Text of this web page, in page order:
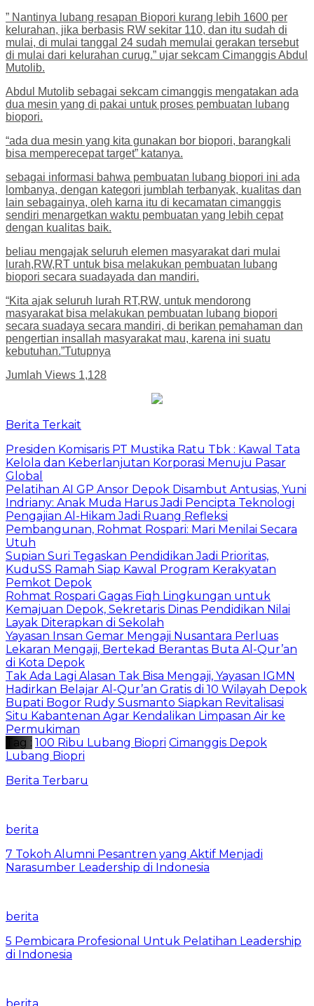
” Nantinya lubang resapan Biopori kurang lebih 1600 per
kelurahan, jika berbasis RW sekitar 110, dan itu sudah di
mulai, di mulai tanggal 24 sudah memulai gerakan tersebut
di mulai dari kelurahan curug.” ujar sekcam Cimanggis Abdul
Mutolib.
Abdul Mutolib sebagai sekcam cimanggis mengatakan ada
dua mesin yang di pakai untuk proses pembuatan lubang
biopori.
“ada dua mesin yang kita gunakan bor biopori, barangkali
bisa memperecepat target” katanya.
sebagai informasi bahwa pembuatan lubang biopori ini ada
lombanya, dengan kategori jumblah terbanyak, kualitas dan
lain sebagainya, oleh karna itu di kecamatan cimanggis
sendiri menargetkan waktu pembuatan yang lebih cepat
dengan kualitas baik.
beliau mengajak seluruh elemen masyarakat dari mulai
lurah,RW,RT untuk bisa melakukan pembuatan lubang
biopori secara suadayada dan mandiri.
“Kita ajak seluruh lurah RT,RW, untuk mendorong
masyarakat bisa melakukan pembuatan lubang biopori
secara suadaya secara mandiri, di berikan pemahaman dan
pengertian insallah masyarakat mau, karena ini suatu
kebutuhan.”Tutupnya
Jumlah Views 1,128
Berita Terkait
Presiden Komisaris PT Mustika Ratu Tbk : Kawal Tata
Kelola dan Keberlanjutan Korporasi Menuju Pasar
Global
Pelatihan AI GP Ansor Depok Disambut Antusias, Yuni
Indriany: Anak Muda Harus Jadi Pencipta Teknologi
Pengajian Al-Hikam Jadi Ruang Refleksi
Pembangunan, Rohmat Rospari: Mari Menilai Secara
Utuh
Supian Suri Tegaskan Pendidikan Jadi Prioritas,
KuduSS Ramah Siap Kawal Program Kerakyatan
Pemkot Depok
Rohmat Rospari Gagas Fiqh Lingkungan untuk
Kemajuan Depok, Sekretaris Dinas Pendidikan Nilai
Layak Diterapkan di Sekolah
Yayasan Insan Gemar Mengaji Nusantara Perluas
Lekaran Mengaji, Bertekad Berantas Buta Al-Qur’an
di Kota Depok
Tak Ada Lagi Alasan Tak Bisa Mengaji, Yayasan IGMN
Hadirkan Belajar Al-Qur’an Gratis di 10 Wilayah Depok
Bupati Bogor Rudy Susmanto Siapkan Revitalisasi
Situ Kabantenan Agar Kendalikan Limpasan Air ke
Permukiman
Tag : 100 Ribu Lubang Biopri Cimanggis Depok
Lubang Biopri
Berita Terbaru
berita
7 Tokoh Alumni Pesantren yang Aktif Menjadi
Narasumber Leadership di Indonesia
berita
5 Pembicara Profesional Untuk Pelatihan Leadership
di Indonesia